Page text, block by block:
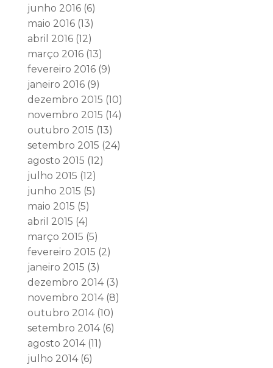
junho 2016(6)
maio 2016(13)
abril 2016(12)
março 2016(13)
fevereiro 2016(9)
janeiro 2016(9)
dezembro 2015 (10)
novembro 2015 (14)
outubro 2015 (13)
setembro 2015 (24)
agosto 2015 (12)
julho 2015 (12)
junho 2015 (5)
maio 2015 (5)
abril 2015 (4)
março 2015 (5)
fevereiro 2015 (2)
janeiro 2015 (3)
dezembro 2014(3)
novembro 2014(8)
outubro 2014(10)
setembro 2014(6)
agosto 2014(11)
julho 2014(6)